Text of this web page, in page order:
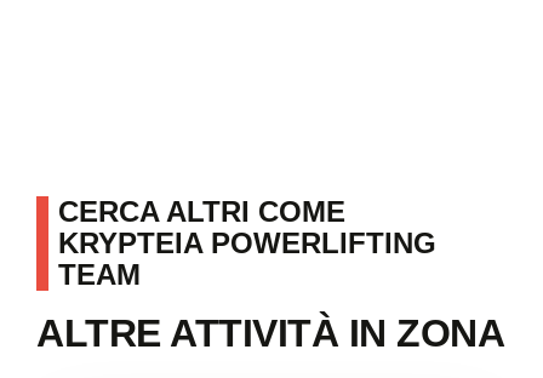
CERCA ALTRI COME
KRYPTEIA POWERLIFTING
TEAM
ALTRE ATTIVITÀ IN ZONA